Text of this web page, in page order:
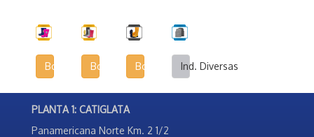
Botas InfantilesBotas AgrícolasBotas de Seguridad Industrial
Ind. Diversas
PLANTA 1: CATIGLATA
Panamericana Norte Km. 2 1/2